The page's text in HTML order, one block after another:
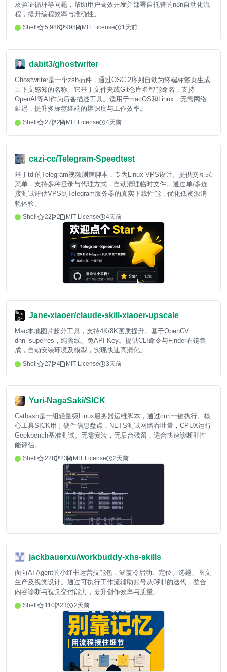
及验证循环等问题，帮助用户高效开发并部署自托管的n8n自动化流
程，提升编程效率与准确性。
Shell 5,986 998 MIT License 1天前
dabit3/ghostwriter
Ghostwriter是一个zsh插件，通过OSC 2序列自动为终端标签页生成
上下文感知的名称。它基于文件夹或Git仓库名智能命名，支持
OpenAI等AI作为后备描述工具。适用于macOS和Linux，无需网络
延迟，提升多标签终端的辨识度与工作效率。
Shell 27 2 MIT License 4天前
cazi-cc/Telegram-Speedtest
基于tdl的Telegram视频测速脚本，专为Linux VPS设计。提供交互式
菜单，支持多种登录与代理方式，自动清理临时文件。通过单/多连
接测试评估VPS到Telegram服务器的真实下载性能，优化低资源消
耗体验。
Shell 22 2 MIT License 4天前
Jane-xiaoer/claude-skill-xiaoer-upscale
Mac本地图片超分工具，支持4K/8K画质提升。基于OpenCV
dnn_superres，纯离线、免API Key。提供CLI命令与Finder右键集
成，自动安装环境及模型，实现快速高清化。
Shell 27 4 MIT License 3天前
Yuri-NagaSaki/SICK
Catbash是一组轻量级Linux服务器运维脚本，通过curl一键执行。核
心工具SICK用于硬件信息盘点，NETS测试网络吞吐量，CPUX运行
Geekbench基准测试。无需安装，无后台残留，适合快速诊断和性
能评估。
Shell 228 23 MIT License 2天前
jackbauerxu/workbuddy-xhs-skills
面向AI Agent的小红书运营技能包，涵盖冷启动、定位、选题、图文
生产及视觉设计。通过可执行工作流辅助账号从0到1的迭代，整合
内容诊断与视觉交付能力，提升创作效率与质量。
Shell 110 23 2天前